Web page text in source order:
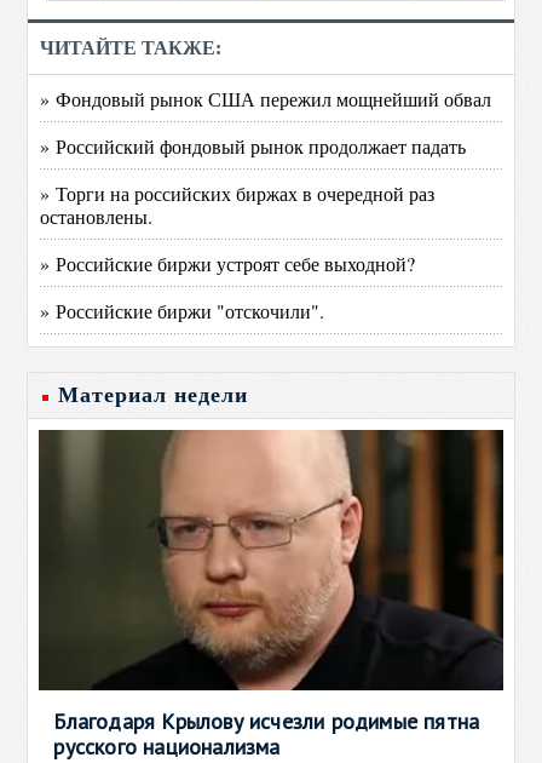
ЧИТАЙТЕ ТАКЖЕ:
» Фондовый рынок США пережил мощнейший обвал
» Российский фондовый рынок продолжает падать
» Торги на российских биржах в очередной раз
остановлены.
» Российские биржи устроят себе выходной?
» Российские биржи "отскочили".
Материал недели
Благодаря Крылову исчезли родимые пятна
русского национализма